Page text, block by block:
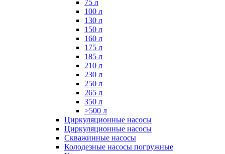
75 л
100 л
130 л
150 л
160 л
175 л
185 л
210 л
230 л
250 л
265 л
350 л
>500 л
Циркуляционные насосы
Циркуляционные насосы
Скважинные насосы
Колодезные насосы погружные